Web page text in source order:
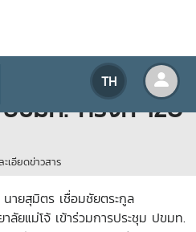
TH
าวิทยาลัยแม่โจ้
ขมท. ครั้งที่ 120
ะเอียดข่าวสาร
ายสุมิตร เชื่อมชัยตระกูล
ยแม่โจ้ เข้าร่วมการประชุม ปขมท.